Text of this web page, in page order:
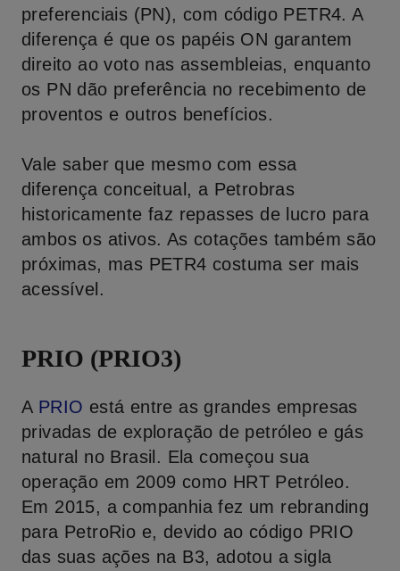
preferenciais (PN), com código PETR4. A
diferença é que os papéis ON garantem
direito ao voto nas assembleias, enquanto
os PN dão preferência no recebimento de
proventos e outros benefícios.
Vale saber que mesmo com essa
diferença conceitual, a Petrobras
historicamente faz repasses de lucro para
ambos os ativos. As cotações também são
próximas, mas PETR4 costuma ser mais
acessível.
PRIO (PRIO3)
A PRIO está entre as grandes empresas
privadas de exploração de petróleo e gás
natural no Brasil. Ela começou sua
operação em 2009 como HRT Petróleo.
Em 2015, a companhia fez um rebranding
para PetroRio e, devido ao código PRIO
das suas ações na B3, adotou a sigla